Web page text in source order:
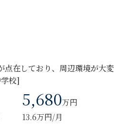
在しており、周辺環境が大
校]
5,680万円
13.6万円/月